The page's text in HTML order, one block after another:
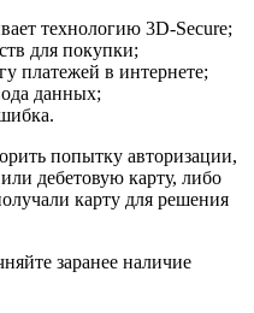
технологию 3D-Secure;
для покупки;
платежей в интернете;
данных;
попытку авторизации,
дебетовую карту, либо
карту для решения
заранее наличие